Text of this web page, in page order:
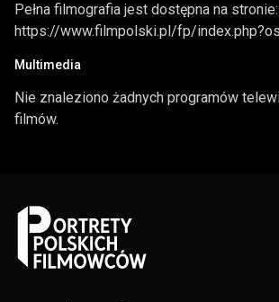
Pełna filmografia jest dostępna na stronie:
https://www.filmpolski.pl/fp/
Multimedia
Nie znaleziono żadnych programów
filmów.